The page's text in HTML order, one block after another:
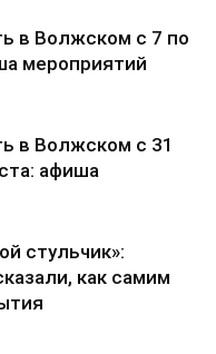
в Волжском с 7 по
мероприятий
в Волжском с 31
афиша
стульчик»:
как самим